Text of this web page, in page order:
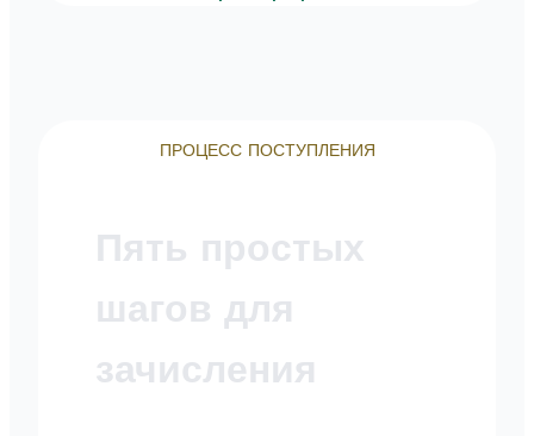
ПРОЦЕСС ПОСТУПЛЕНИЯ
Пять простых
шагов для
зачисления